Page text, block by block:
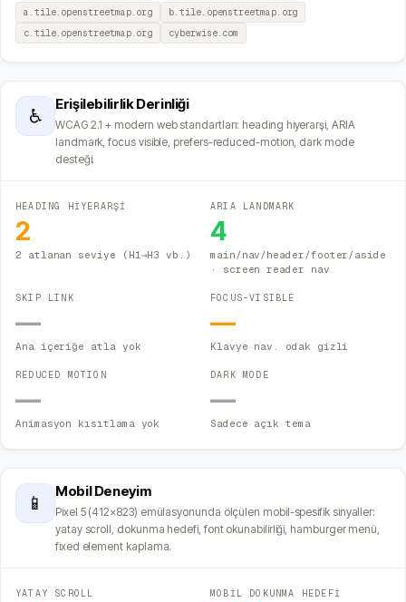
a.tile.openstreetmap.org
b.tile.openstreetmap.org
c.tile.openstreetmap.org
cyberwise.com
♿
Erişilebilirlik Derinliği
WCAG 2.1 + modern web standartları: heading hiyerarşi, ARIA
landmark, focus visible, prefers-reduced-motion, dark mode
desteği.
HEADING HİYERARŞİ
2
2 atlanan seviye (H1→H3 vb.)
ARIA LANDMARK
4
main/nav/header/footer/aside
· screen reader nav
SKIP LINK
—
Ana içeriğe atla yok
FOCUS-VISIBLE
—
Klavye nav. odak gizli
REDUCED MOTION
—
Animasyon kısıtlama yok
DARK MODE
—
Sadece açık tema
📱
Mobil Deneyim
Pixel 5 (412×823) emülasyonunda ölçülen mobil-spesifik sinyaller:
yatay scroll, dokunma hedefi, font okunabilirliği, hamburger menü,
fixed element kaplama.
YATAY SCROLL MOBİL DOKUNMA HEDEFİ